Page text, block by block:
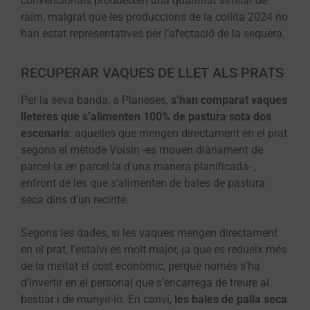
raïm, malgrat que les produccions de la collita 2024 no
han estat representatives per l’afectació de la sequera.
RECUPERAR VAQUES DE LLET ALS PRATS
Per la seva banda, a Planeses, s’han comparat vaques
lleteres que s’alimenten 100% de pastura sota dos
escenaris: aquelles que mengen directament en el prat
segons el mètode Voisin -es mouen diàriament de
parcel·la en parcel·la d’una manera planificada- ,
enfront de les que s’alimenten de bales de pastura
seca dins d’un recinte.
Segons les dades, si les vaques mengen directament
en el prat, l’estalvi és molt major, ja que es redueix més
de la meitat el cost econòmic, perquè només s’ha
d’invertir en el personal que s’encarrega de treure al
bestiar i de munyir-lo. En canvi, les bales de palla seca